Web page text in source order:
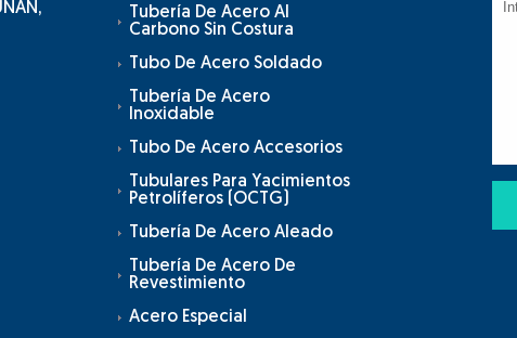
Tubería De Acero Al
Carbono Sin Costura
Tubo De Acero Soldado
Tubería De Acero
Inoxidable
Tubo De Acero Accesorios
Tubulares Para Yacimientos
Petrolíferos (OCTG)
Tubería De Acero Aleado
Tubería De Acero De
Revestimiento
Acero Especial